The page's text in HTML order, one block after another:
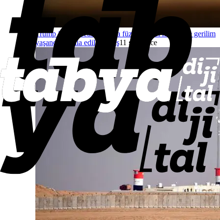
Trump ile Hegseth arasında füze stokları nedeniyle gerilim
yaşandığı iddia edildi
Savaş11 saat önce